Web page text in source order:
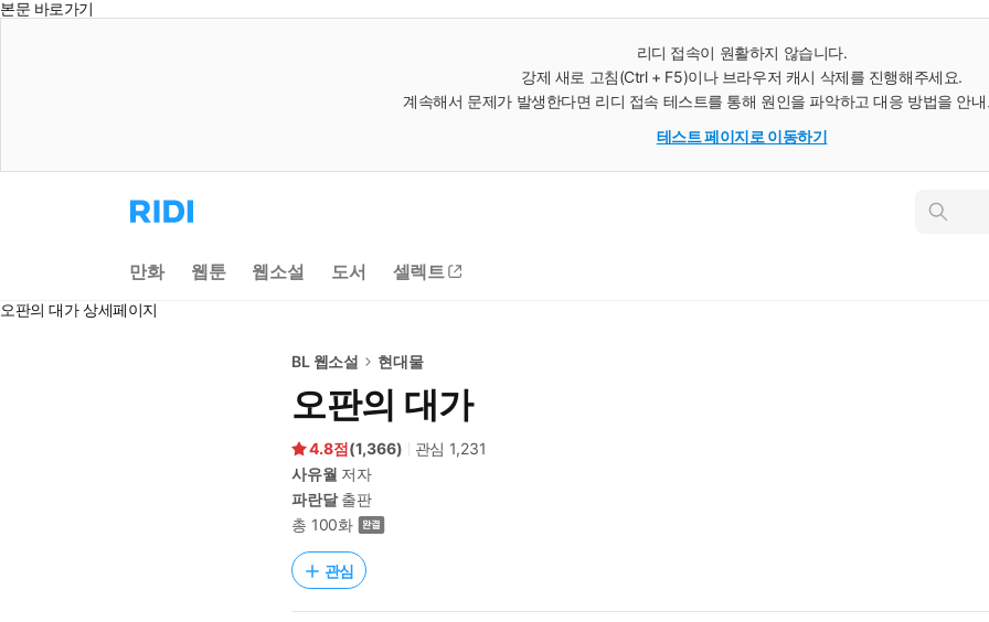
본문 바로가기
리디 접속이 원활하지 않습니다.
강제 새로 고침(Ctrl + F5)이나 브라우저 캐시 삭제를 진행해주세요.
계속해서 문제가 발생한다면 리디 접속 테스트를 통해 원인을 파악하고 대응 방법을 안
테스트 페이지로 이동하기
리
디
으
로
동
인
만화 웹툰 웹소설 도서 셀렉트
오판의 대가 상세페이지
BL 웹소설 현대물
오판의 대가
4.8 (1,366) 관심 1,231
사유월 저자
파란달출판
총 100화
관심